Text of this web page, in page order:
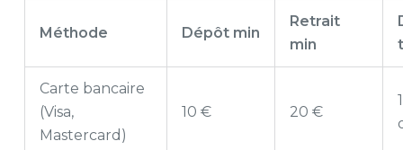
Méthode Dépôt min
Retrait
min
Carte bancaire
(Visa,
Mastercard)
10 € 20 €